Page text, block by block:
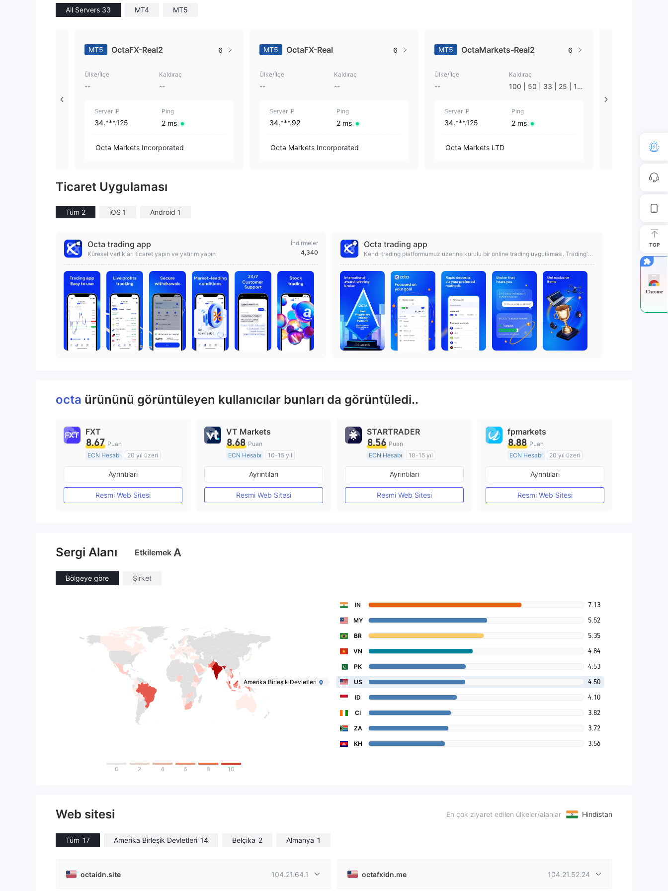
All Servers 33 MT4 MT5
MT5 OctaFX-Real2 6
Ülke/İlçe
--
Kaldıraç
--
Server IP
34.***.125
Ping
2 ms
Octa Markets Incorporated
MT5 OctaFX-Real 6
Ülke/İlçe
--
Kaldıraç
--
Server IP
34.***.92
Ping
2 ms
Octa Markets Incorporated
MT5 OctaMarkets-Real2 6
Ülke/İlçe
--
Kaldıraç
100 | 50 | 33 | 25 | 10
Server IP
34.***.125
Ping
2 ms
Octa Markets LTD Octa
Ticaret Uygulaması
Tüm 2 iOS 1 Android 1
Octa trading app
Küresel varlıkları ticaret yapın ve yatırım yapın
İndirmeler
4,340
Octa trading app
Kendi trading platformumuz üzerine kurulu bir online trading uygulaması. Trading'e
octa ürününü görüntüleyen kullanıcılar bunları da görüntüledi..
FXT
8.67 Puan
ECN Hesabı
20 yıl üzeri
Düzenleyici Ülke/Bölge: Avustralya
Pazar Yapıcılık (MM)
MT4 Tam Lisans
Ayrıntıları
Resmi Web Sitesi
VT Markets
8.68 Puan
ECN Hesabı
10-15 yıl
Düzenleyici Ülke/Bölge: Avustralya
Pazar Yapıcılık (MM)
MT4 Tam Lisans
Ayrıntıları
Resmi Web Sitesi
STARTRADER
8.56 Puan
ECN Hesabı
10-15 yıl
Düzenleyici Ülke/Bölge: Avustralya
Pazar Yapıcılık (MM)
MT4 Tam Lisans
Ayrıntıları
Resmi Web Sitesi
fpmarkets
8.88 Puan
ECN Hesabı
20 yıl üzeri
Düzenleyici Ülke/Bölge: Avustralya
Pazar Yapıcılık (MM)
MT4 Tam Lisans
Ayrıntıları
Resmi Web Sitesi
Sergi Alanı Etkilemek A
Bölgeye göre Şirket
0 2 4 6 8 10
IN 7.13
MY 5.52
BR 5.35
VN 4.84
PK 4.53
Amerika Birleşik Devletleri US 4.50
ID 4.10
CI 3.82
ZA 3.72
KH 3.56
Web sitesi En çok ziyaret edilen ülkeler/alanlar Hindistan
Tüm 17 Amerika Birleşik Devletleri 14 Belçika 2 Almanya 1
octaidn.site 104.21.64.1 octafxidn.me 104.21.52.24
TOP
Chrome